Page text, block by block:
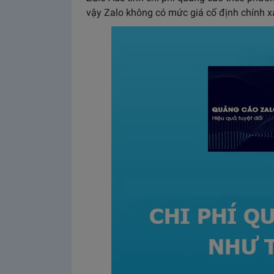
vậy Zalo không có mức giá cố định chính